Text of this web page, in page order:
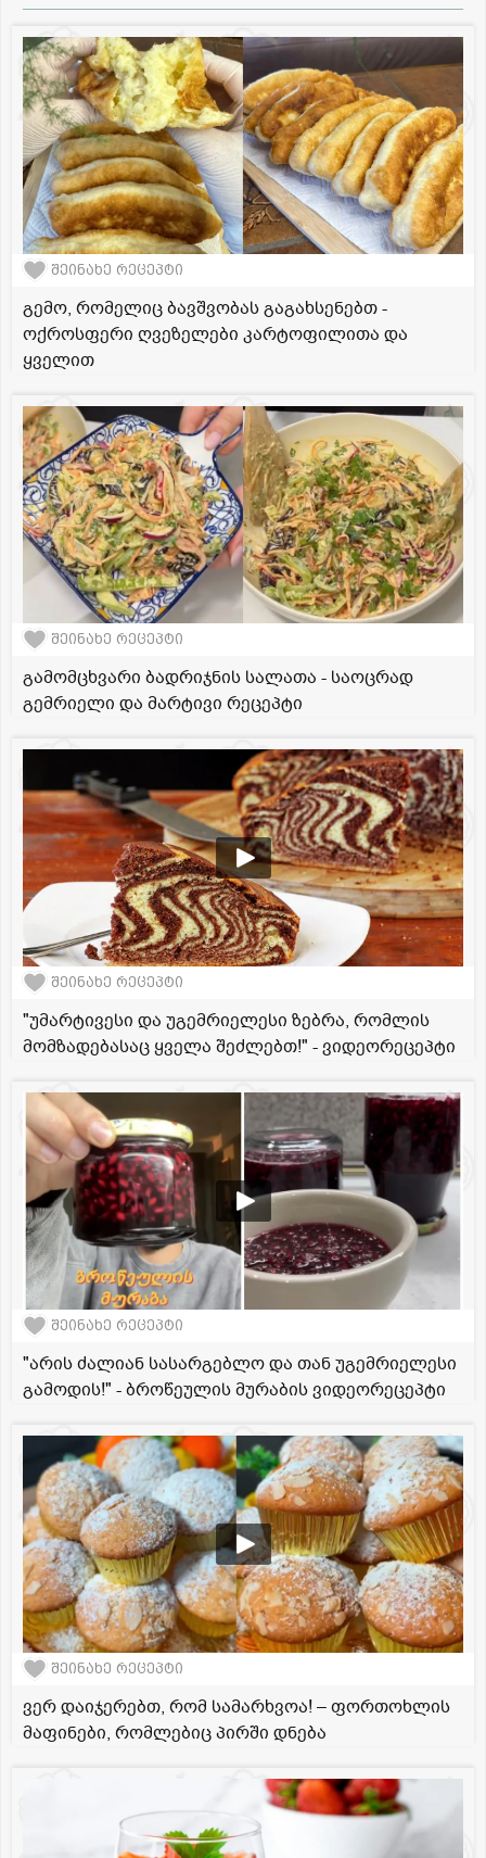
შეინახე რეცეპტი
გემო, რომელიც ბავშვობას გაგახსენებთ -
ოქროსფერი ღვეზელები კარტოფილითა და
ყველით
შეინახე რეცეპტი
გამომცხვარი ბადრიჯნის სალათა - საოცრად
გემრიელი და მარტივი რეცეპტი
შეინახე რეცეპტი
"უმარტივესი და უგემრიელესი ზებრა, რომლის
მომზადებასაც ყველა შეძლებთ!" - ვიდეორეცეპტი
შეინახე რეცეპტი
"არის ძალიან სასარგებლო და თან უგემრიელესი
გამოდის!" - ბროწეულის მურაბის ვიდეორეცეპტი
შეინახე რეცეპტი
ვერ დაიჯერებთ, რომ სამარხვოა! – ფორთოხლის
მაფინები, რომლებიც პირში დნება